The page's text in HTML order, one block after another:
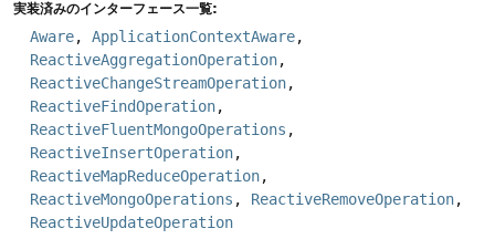
実装済みのインターフェース一覧:
Aware, ApplicationContextAware,
ReactiveAggregationOperation,
ReactiveChangeStreamOperation,
ReactiveFindOperation,
ReactiveFluentMongoOperations ,
ReactiveInsertOperation,
ReactiveMapReduceOperation,
ReactiveMongoOperations , ReactiveRemoveOperation,
ReactiveUpdateOperation